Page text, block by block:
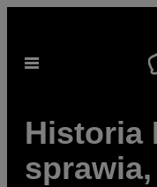
content
Open
Historia